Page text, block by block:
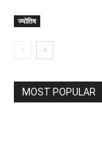
ज्योतिष
MOST POPULAR